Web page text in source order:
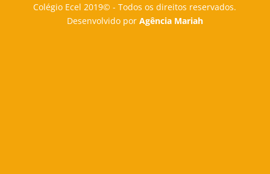
Colégio Ecel 2019© - Todos os direitos reservados.
Desenvolvido por Agência Mariah